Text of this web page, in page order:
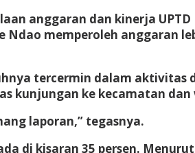
anggaran dan kinerja
memperoleh anggaran
tercermin dalam aktivitas
kunjungan ke kecamatan
laporan,” tegasnya.
di kisaran 35 persen.